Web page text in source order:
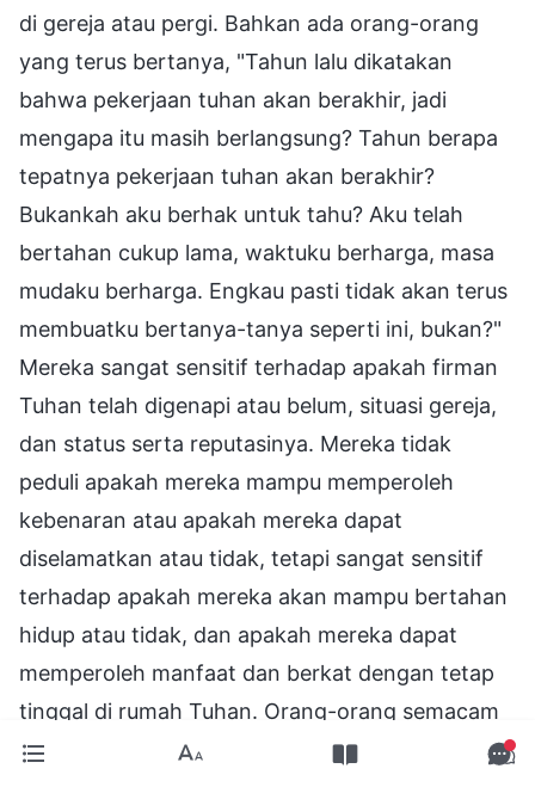
di gereja atau pergi. Bahkan ada orang-orang
yang terus bertanya, "Tahun lalu dikatakan
bahwa pekerjaan tuhan akan berakhir, jadi
mengapa itu masih berlangsung? Tahun berapa
tepatnya pekerjaan tuhan akan berakhir?
Bukankah aku berhak untuk tahu? Aku telah
bertahan cukup lama, waktuku berharga, masa
mudaku berharga. Engkau pasti tidak akan terus
membuatku bertanya-tanya seperti ini, bukan?"
Mereka sangat sensitif terhadap apakah firman
Tuhan telah digenapi atau belum, situasi gereja,
dan status serta reputasinya. Mereka tidak
peduli apakah mereka mampu memperoleh
kebenaran atau apakah mereka dapat
diselamatkan atau tidak, tetapi sangat sensitif
terhadap apakah mereka akan mampu bertahan
hidup atau tidak, dan apakah mereka dapat
memperoleh manfaat dan berkat dengan tetap
tinggal di rumah Tuhan. Orang-orang semacam
itu memanfaatkan kesempatan dalam hasrat